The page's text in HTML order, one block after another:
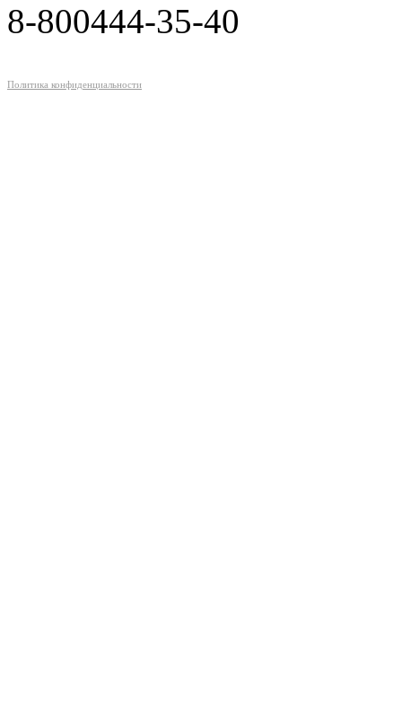
8-800444-35-40
Политика конфиденциальности